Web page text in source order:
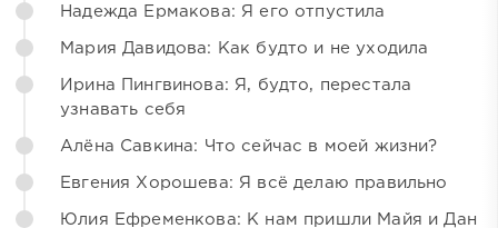
Надежда Ермакова: Я его отпустила
Мария Давидова: Как будто и не уходила
Ирина Пингвинова: Я, будто, перестала
узнавать себя
Алёна Савкина: Что сейчас в моей жизни?
Евгения Хорошева: Я всё делаю правильно
Юлия Ефременкова: К нам пришли Майя и Дан